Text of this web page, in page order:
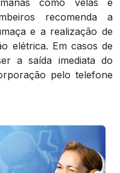
como velas e
recomenda a
e a realização de
elétrica. Em casos de
a saída imediata do
pelo telefone